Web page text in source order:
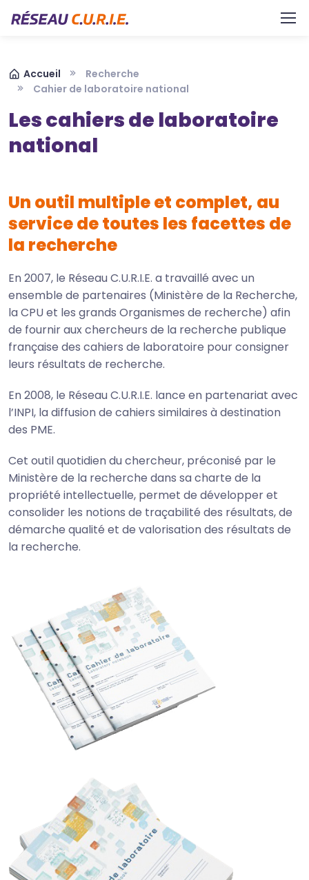
Aller au contenu principal
Accueil
Recherche
Cahier de laboratoire national
Les cahiers de laboratoire
national
Un outil multiple et complet, au
service de toutes les facettes de
la recherche
En 2007, le Réseau C.U.R.I.E. a travaillé avec un
ensemble de partenaires (Ministère de la Recherche,
la CPU et les grands Organismes de recherche) afin
de fournir aux chercheurs de la recherche publique
française des cahiers de laboratoire pour consigner
leurs résultats de recherche.
En 2008, le Réseau C.U.R.I.E. lance en partenariat avec
l’INPI, la diffusion de cahiers similaires à destination
des PME.
Cet outil quotidien du chercheur, préconisé par le
Ministère de la recherche dans sa charte de la
propriété intellectuelle, permet de développer et
consolider les notions de traçabilité des résultats, de
démarche qualité et de valorisation des résultats de
la recherche.
Panneau de gestion des cookies